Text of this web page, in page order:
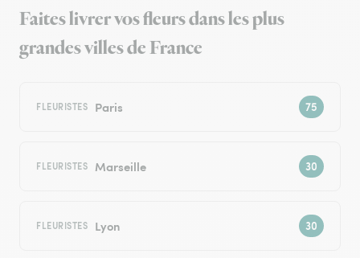
Faites livrer vos fleurs dans les plus
grandes villes de France
FLEURISTES Paris
FLEURISTES Marseille
FLEURISTES Lyon